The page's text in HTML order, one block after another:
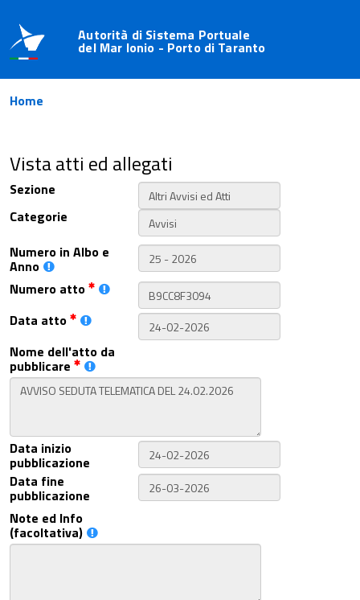
Autorità di Sistema Portuale
del Mar Ionio - Porto di Taranto
Home
Vista atti ed allegati
Sezione
Categorie
Numero in Albo e
Anno
Numero atto
Data atto
Nome dell'atto da
pubblicare
Data inizio
pubblicazione
Data fine
pubblicazione
Note ed Info
(facoltativa)